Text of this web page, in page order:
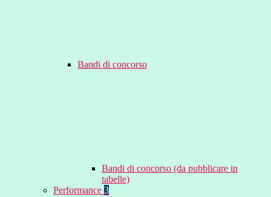
Bandi di concorso
Bandi di concorso (da pubblicare in
tabelle)
Performance 3